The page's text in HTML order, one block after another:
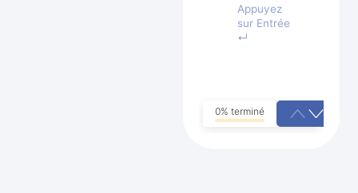
Appuyez
sur Entrée
↵
0% terminé